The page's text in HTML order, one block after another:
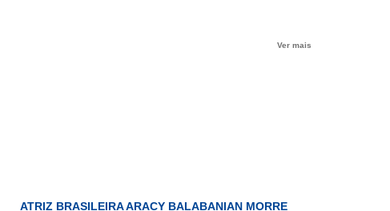
Ver mais
ATRIZ BRASILEIRA ARACY BALABANIAN MORRE